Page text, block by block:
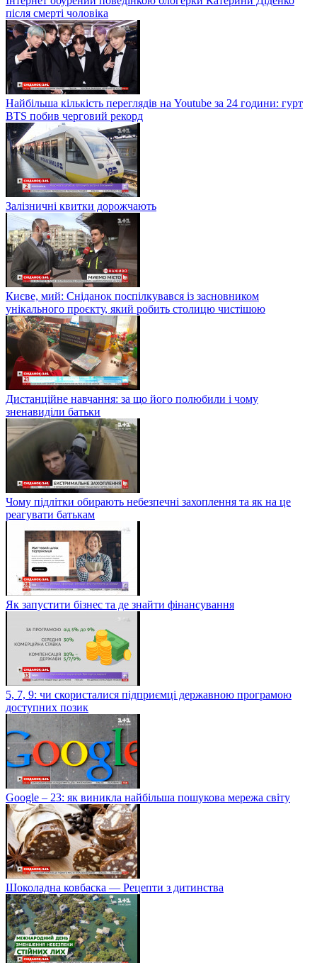
після смерті чоловіка
Найбільша кількість переглядів на Youtube за 24 години: гурт
BTS побив черговий рекорд
Залізничні квитки дорожчають
Києве, мий: Сніданок поспілкувався із засновником
унікального проєкту, який робить столицю чистішою
Дистанційне навчання: за що його полюбили і чому
зненавиділи батьки
Чому підлітки обирають небезпечні захоплення та як на це
реагувати батькам
Як запустити бізнес та де знайти фінансування
5, 7, 9: чи скористалися підприємці державною програмою
доступних позик
Google – 23: як виникла найбільша пошукова мережа світу
Шоколадна ковбаска — Рецепти з дитинства